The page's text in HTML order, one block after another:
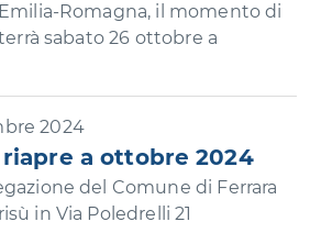
Romagna, il momento di
sabato 26 ottobre a
2024
riapre a ottobre 2024
del Comune di Ferrara
in Via Poledrelli 21